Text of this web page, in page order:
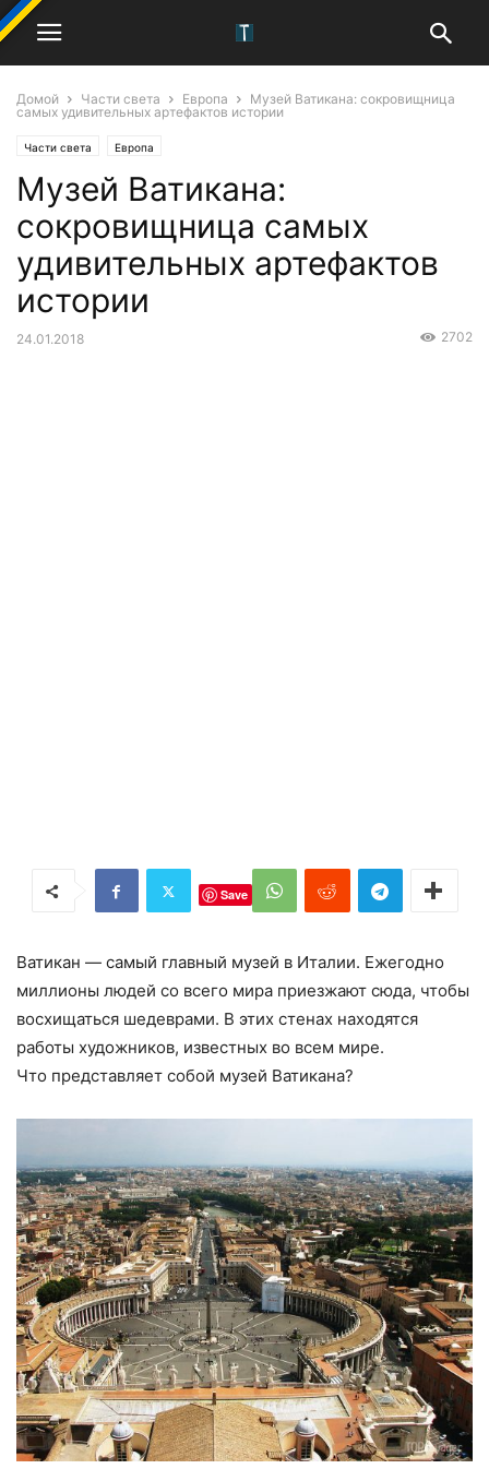
Домой Части света Европа
Музей Ватикана: сокровищница
самых удивительных артефактов истории
Части света Европа
Музей Ватикана:
сокровищница самых
удивительных артефактов
истории
24.01.2018 2702
Save
Ватикан — самый главный музей в Италии. Ежегодно
миллионы людей со всего мира приезжают сюда, чтобы
восхищаться шедеврами. В этих стенах находятся
работы художников, известных во всем мире.
Что представляет собой музей Ватикана?